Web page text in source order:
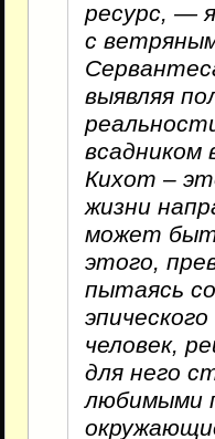
ресурс, —
с
выявляя
всадником
Кихот –
жизни
может
этого,
пытаясь
человек,
для него
любимыми